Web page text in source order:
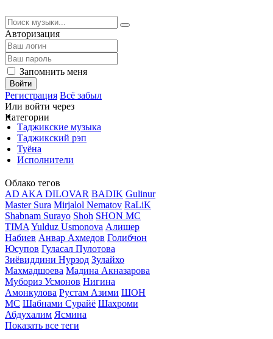
Авторизация
Запомнить меня
Войти
Регистрация Всё забыл
Или войти через
Категории
Таджикские музыка
Таджикский рэп
Туёна
Исполнители
Облако тегов
AD AKA DILOVAR BADIK Gulinur
Master Sura Mirjalol Nematov RaLiK
Shabnam Surayo Shoh SHON MC
TIMA Yulduz Usmonova Алишер
Набиев Анвар Ахмедов Голибчон
Юсупов Гуласал Пулотова
Зиёвиддини Нурзод Зулайхо
Махмадшоева Мадина Акназарова
Мубориз Усмонов Нигина
Амонкулова Рустам Азими ШОН
МС Шабнами Сурайё Шахроми
Абдухалим Ясмина
Показать все теги